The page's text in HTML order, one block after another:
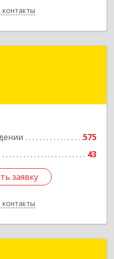
контакты
575
43
заявку
контакты
край, Владивосток г,
заявку